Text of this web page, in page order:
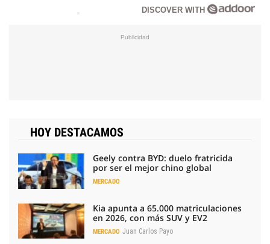
DISCOVER WITH
HOY DESTACAMOS
Geely contra BYD: duelo fratricida
por ser el mejor chino global
MERCADO
Kia apunta a 65.000 matriculaciones
en 2026, con más SUV y EV2
MERCADO Juan Carlos Payo